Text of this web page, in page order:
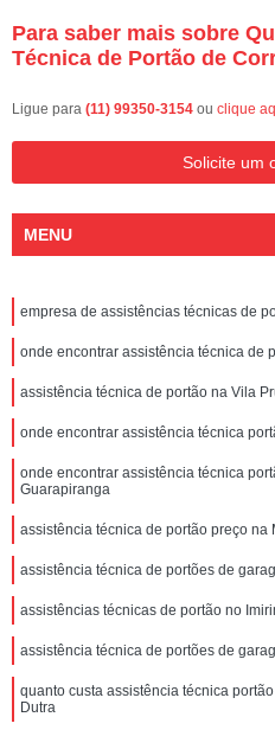
Para saber mais sobre
Técnica de Portão de
Ligue para (11) 99350-3154 ou clique
Solicite um
MENU
empresa de assistências técnicas de
onde encontrar assistência técnica de
assistência técnica de portão na Vila
onde encontrar assistência técnica
onde encontrar assistência técnica
Guarapiranga
assistência técnica de portão preço na
assistência técnica de portões de
assistências técnicas de portão no
assistência técnica de portões de
quanto custa assistência técnica
Dutra